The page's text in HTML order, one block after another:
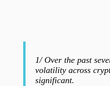
1/ Over the past
volatility across
significant.